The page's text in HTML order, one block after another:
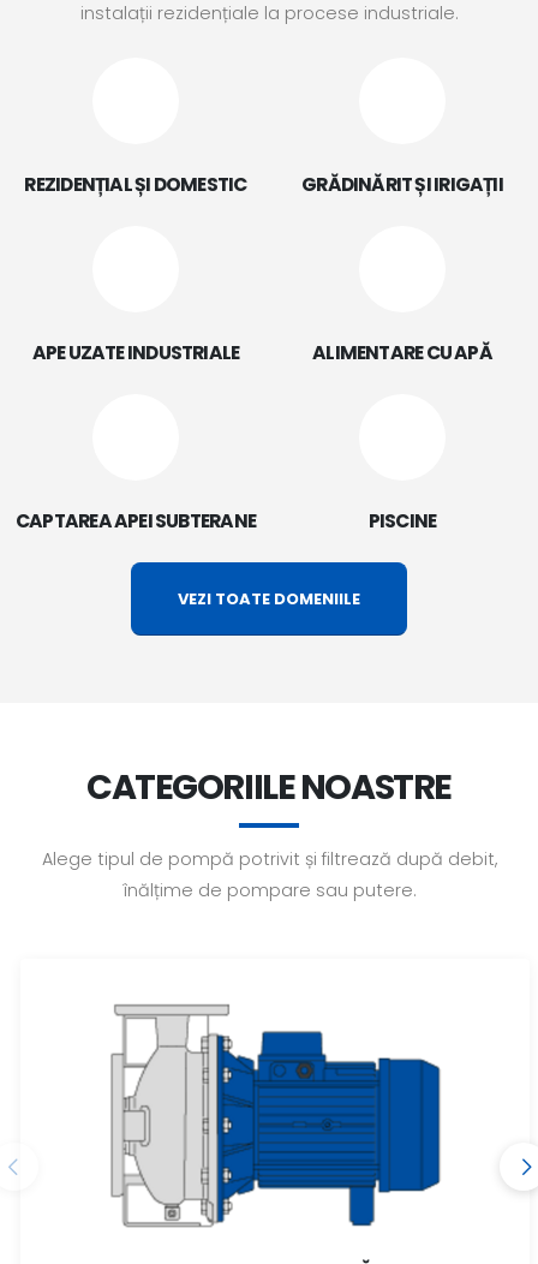
instalații rezidențiale la procese industriale.
REZIDENȚIAL ȘI DOMESTIC GRĂDINĂRIT ȘI IRIGAȚII
APE UZATE INDUSTRIALE ALIMENTARE CU APĂ
CAPTAREA APEI SUBTERANE PISCINE
VEZI TOATE DOMENIILE
CATEGORIILE NOASTRE
Alege tipul de pompă potrivit și filtrează după debit,
înălțime de pompare sau putere.